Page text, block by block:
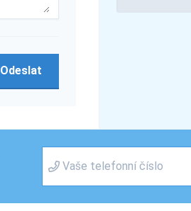
Odeslat